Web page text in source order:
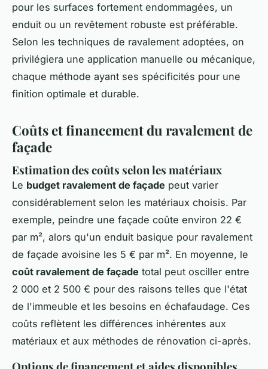
pour les surfaces fortement endommagées, un
enduit ou un revêtement robuste est préférable.
Selon les techniques de ravalement adoptées, on
privilégiera une application manuelle ou mécanique,
chaque méthode ayant ses spécificités pour une
finition optimale et durable.
Coûts et financement du ravalement de
façade
Estimation des coûts selon les matériaux
Le budget ravalement de façade peut varier
considérablement selon les matériaux choisis. Par
exemple, peindre une façade coûte environ 22 €
par m², alors qu'un enduit basique pour ravalement
de façade avoisine les 5 € par m². En moyenne, le
coût ravalement de façade total peut osciller entre
2 000 et 2 500 € pour des raisons telles que l'état
de l'immeuble et les besoins en échafaudage. Ces
coûts reflètent les différences inhérentes aux
matériaux et aux méthodes de rénovation ci-après.